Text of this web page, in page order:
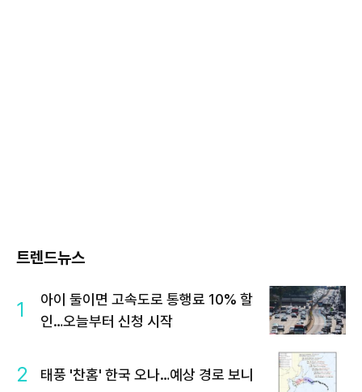
트렌드뉴스
1
아이 둘이면 고속도로 통행료 10% 할
인…오늘부터 신청 시작
2 태풍 '찬홈' 한국 오나…예상 경로 보니